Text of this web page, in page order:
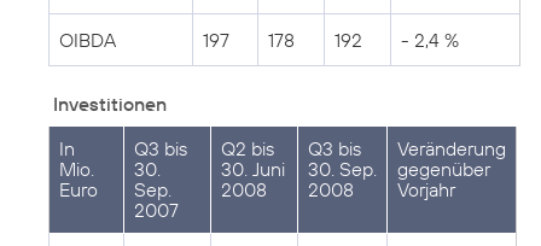
OIBDA 197 178 192 - 2,4 %
Investitionen
In
Mio.
Euro
Q3 bis
30.
Sep.
2007
Q2 bis
30. Juni
2008
Q3 bis
30. Sep.
2008
Veränderung
gegenüber
Vorjahr